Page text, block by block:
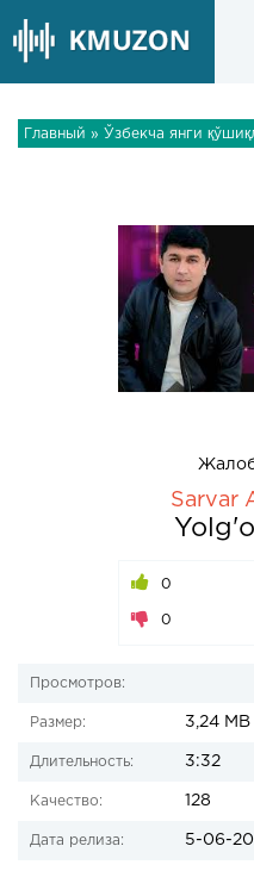
Главный » Ўзбекча янги
Sarvar
0
0
Просмотров:
Размер: 3,24 MB
Длительность: 3:32
Качество: 128
Дата релиза: 5-06-